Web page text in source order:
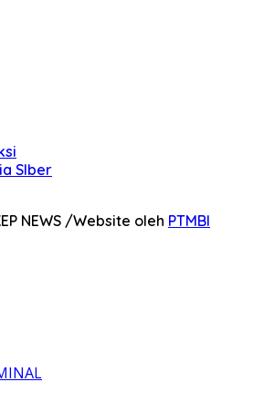
SIber
NEWS /Website oleh PTMBI